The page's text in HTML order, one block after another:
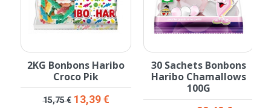
2KG Bonbons Haribo
Croco Pik
Prix de base
15,75 €Prix
13,39 €
30 Sachets Bonbons
Haribo Chamallows
100G